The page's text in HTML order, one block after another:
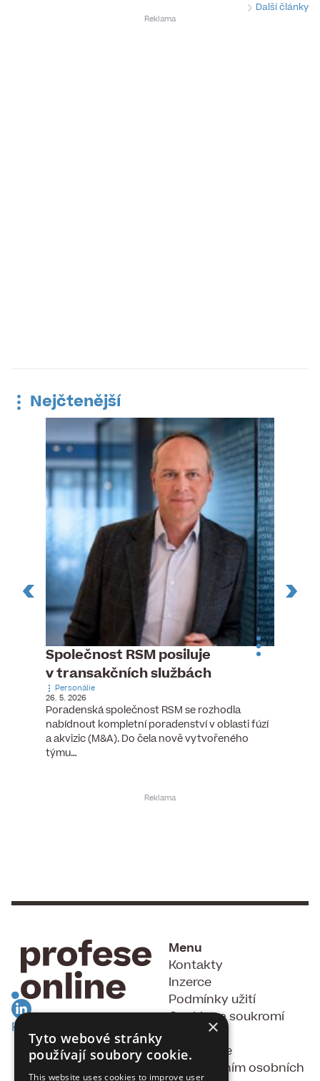
Další články
Nejčtenější
Společnost RSM posiluje
v transakčních službách
Personálie
26. 5. 2026
Poradenská společnost RSM se rozhodla
nabídnout kompletní poradenství v oblasti fúzí
a akvizic (M&A). Do čela nově vytvořeného
týmu…
RSS Feed
Menu
Kontakty
Inzerce
Podmínky užití
Cookies a soukromí
Souhlas se
zpracováním osobních
×
Tyto webové stránky
používají soubory cookie.
This website uses cookies to improve user